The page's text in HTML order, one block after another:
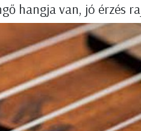
hangja van, jó érzés